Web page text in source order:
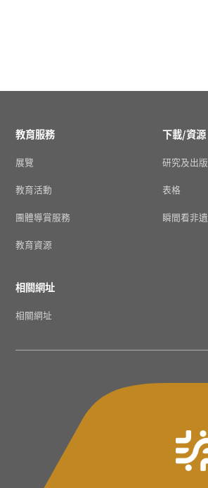
教育服務
展覽
教育活動
團體導賞服務
教育資源
下載/資源
研究及出版
表格
瞬間看非遺
相關網址
相關網址